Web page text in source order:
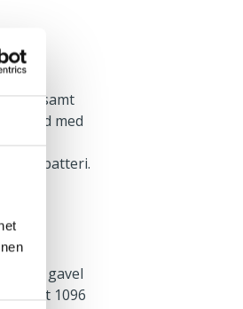
samt
med
av batteri.
gavel
c-mått 1096